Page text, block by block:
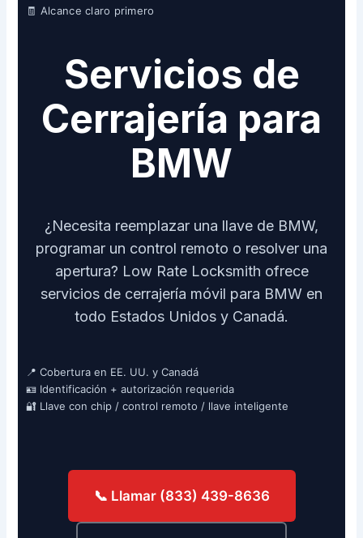
🧾 Alcance claro primero
Servicios de
Cerrajería para
BMW
¿Necesita reemplazar una llave de BMW,
programar un control remoto o resolver una
apertura? Low Rate Locksmith ofrece
servicios de cerrajería móvil para BMW en
todo Estados Unidos y Canadá.
📍 Cobertura en EE. UU. y Canadá
🪪 Identificación + autorización requerida
🔐 Llave con chip / control remoto / llave inteligente
📞 Llamar (833) 439-8636